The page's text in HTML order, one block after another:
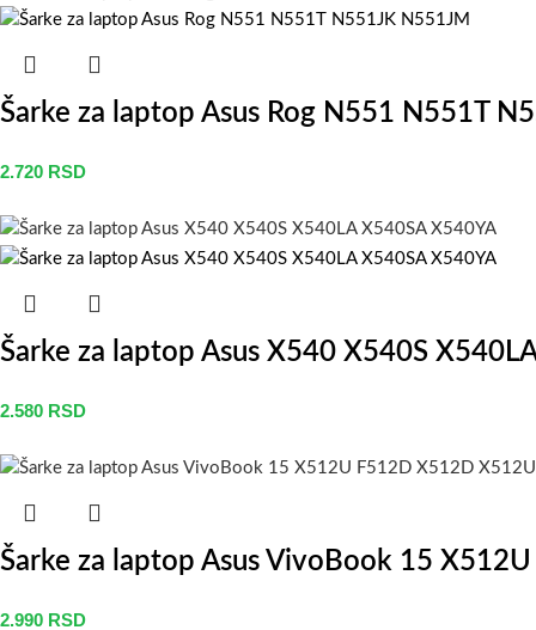
Šarke za laptop Asus Rog N551 N551T
2.720 RSD
Šarke za laptop Asus X540 X540S
2.580 RSD
Šarke za laptop Asus VivoBook 15
2.990 RSD